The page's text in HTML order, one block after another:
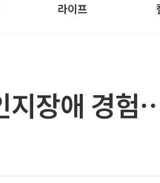
라이프
장애 경험